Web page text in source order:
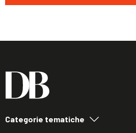
Categorie tematiche